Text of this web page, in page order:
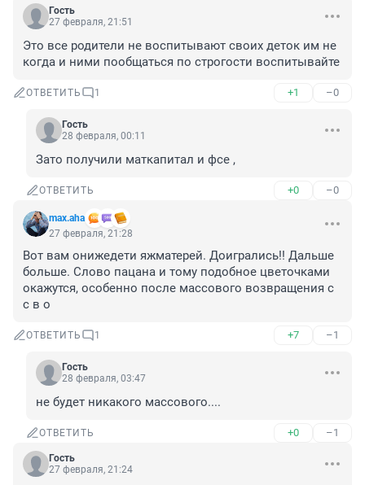
Гость
27 февраля, 21:51
Это все родители не воспитывают своих деток им не
когда и ними пообщаться по строгости воспитывайте
ОТВЕТИТЬ 1 +1 –0
Гость
28 февраля, 00:11
Зато получили маткапитал и фсе ,
ОТВЕТИТЬ +0 –0
max.aha
27 февраля, 21:28
Вот вам онижедети яжматерей. Доигрались!! Дальше
больше. Слово пацана и тому подобное цветочками
окажутся, особенно после массового возвращения с
с в о
ОТВЕТИТЬ 1 +7 –1
Гость
28 февраля, 03:47
не будет никакого массового....
ОТВЕТИТЬ +0 –1
Гость
27 февраля, 21:24